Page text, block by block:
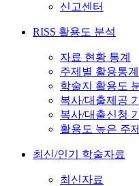
신고센터
RISS 활용도 분석
자료 현황 통계
주제별 활용통
학술지 활용도
복사/대출제공
복사/대출신청
활용도 높은 주제
최신/인기 학술자료
최신자료